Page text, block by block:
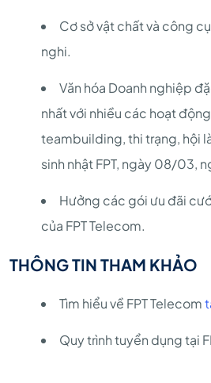
Cơ sở vật chất và công
nghi.
Văn hóa Doanh nghiệp
nhất với nhiều các hoạt
teambuilding, thi trạng, hội
sinh nhật FPT, ngày 08/03,
Hưởng các gói ưu đãi
của FPT Telecom.
THÔNG TIN THAM KHẢO
Tìm hiểu về FPT Telecom
Quy trình tuyển dụng tại